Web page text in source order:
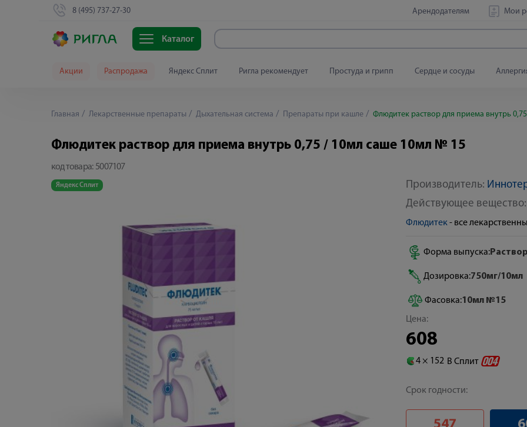
8 (495) 737-27-30 Арендодателям Мои
Каталог
Акции Распродажа Яндекс Сплит Ригла рекомендует Простуда и грипп Сердце и сосуды
Главная Лекарственные препараты Дыхательная система Препараты при кашле Флюдитек раствор для приема внутрь
Флюдитек раствор для приема внутрь 0,75 / 10мл саше 10мл № 15
код товара: 5007107
Яндекс Сплит Производитель:
Действующее вещество:
Флюдитек- все
Форма выпуска:
Дозировка:750мг/10мл
Фасовка:10мл №15
Цена:
608
4 × 152 В Сплит
Срок годности: